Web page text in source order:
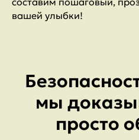
вашей улыбки!
мы
просто